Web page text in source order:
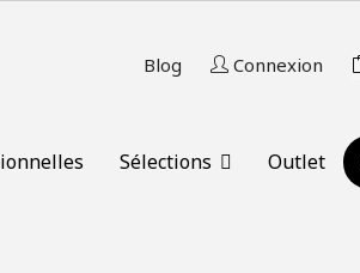
Blog Connexion
Sélections Outlet